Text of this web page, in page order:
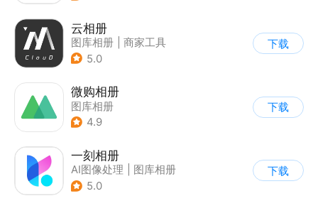
云相册
图库相册
商家工具
5.0
下载
微购相册
图库相册
4.9
下载
一刻相册
AI图像处理
图库相册
5.0
下载